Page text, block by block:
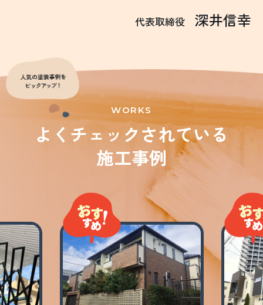
代表取締役 深井信幸
WORKS
よくチェックされている
施工事例